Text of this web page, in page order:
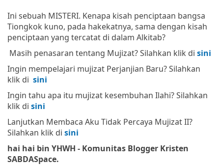
Ini sebuah MISTERI. Kenapa kisah penciptaan bangsa
Tiongkok kuno, pada hakekatnya, sama dengan kisah
penciptaan yang tercatat di dalam Alkitab?
Masih penasaran tentang Mujizat? Silahkan klik di sini
Ingin mempelajari mujizat Perjanjian Baru? Silahkan
klik di sini
Ingin tahu apa itu mujizat kesembuhan Ilahi? Silahkan
klik di sini
Lanjutkan Membaca Aku Tidak Percaya Mujizat II?
Silahkan klik di sini
hai hai bin YHWH - Komunitas Blogger Kristen
SABDASpace.